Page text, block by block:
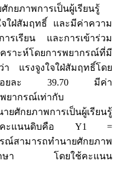
ยภาพการเป็นผู้เรียนรู้
ใฝ่สัมฤทธิ์ และมีค่าความ
รเรียน และการเข้าร่วม
ราะห์โดยการพยากรณ์ที่มี
แรงจูงใจใฝ่สัมฤทธิ์โดย
ได้ร้อยละ 39.70 มีค่า
ยากรณ์เท่ากับ
ยศักยภาพการเป็นผู้เรียนรู้
ช้คะแนนดิบคือ Y1 =
รณ์สามารถทำนายศักยภาพ
กศึกษา โดยใช้คะแนน